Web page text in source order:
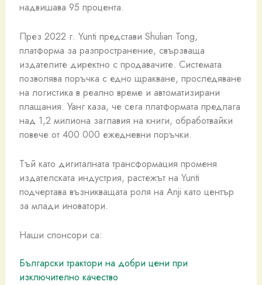
надвишава 95 процента.
През 2022 г. Yunti представи Shulian Tong,
платформа за разпространение, свързваща
издателите директно с продавачите. Системата
позволява поръчка с едно щракване, проследяване
на логистика в реално време и автоматизирани
плащания. Уанг каза, че сега платформата предлага
над 1,2 милиона заглавия на книги, обработвайки
повече от 400 000 ежедневни поръчки.
Тъй като дигиталната трансформация променя
издателската индустрия, растежът на Yunti
подчертава възникващата роля на Anji като център
за млади иноватори.
Наши спонсори са:
Български трактори на добри цени при
изключително качество